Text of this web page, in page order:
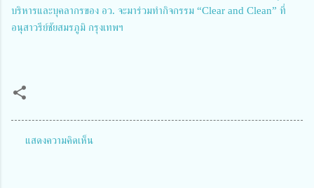
บริหารและบุคลากรของ อว. จะมาร่วมทำกิจกรรม “Clear and Clean” ที่
อนุสาวรีย์ชัยสมรภูมิ กรุงเทพฯ
แสดงความคิดเห็น